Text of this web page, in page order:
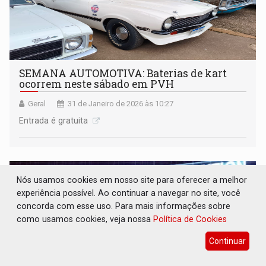
SEMANA AUTOMOTIVA: Baterias de kart
ocorrem neste sábado em PVH
Geral 31 de Janeiro de 2026 às 10:27
Entrada é gratuita
Nós usamos cookies em nosso site para oferecer a melhor
experiência possível. Ao continuar a navegar no site, você
concorda com esse uso. Para mais informações sobre
como usamos cookies, veja nossa Política de Cookies
Continuar